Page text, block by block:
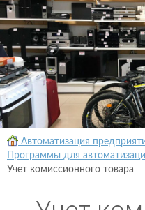
Автоматизация
Программы для
Учет комиссионного товара